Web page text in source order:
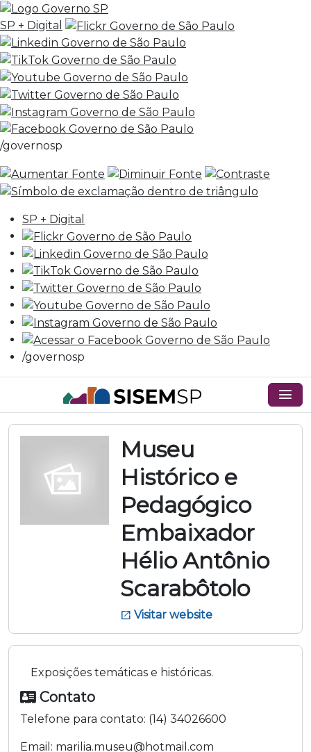
SP + Digital
/governosp
SP + Digital
/governosp
menu
Museu
Histórico e
Pedagógico
Embaixador
Hélio Antônio
Scarabôtolo
open_in_new Visitar website
Exposições temáticas e históricas.
Contato
Telefone para contato: (14) 34026600
Email: marilia.museu@hotmail.com